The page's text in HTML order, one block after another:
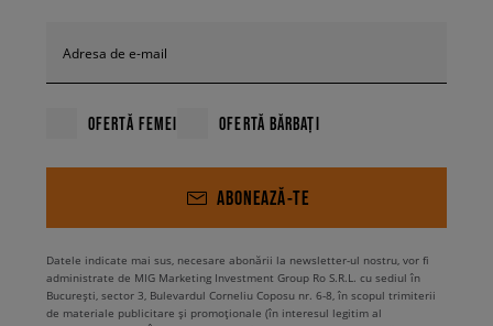
Adresa de e-mail
OFERTĂ FEMEI OFERTĂ BĂRBAȚI
ABONEAZĂ-TE
Datele indicate mai sus, necesare abonării la newsletter-ul nostru, vor fi
administrate de MIG Marketing Investment Group Ro S.R.L. cu sediul în
București, sector 3, Bulevardul Corneliu Coposu nr. 6-8, în scopul trimiterii
de materiale publicitare și promoționale (în interesul legitim al